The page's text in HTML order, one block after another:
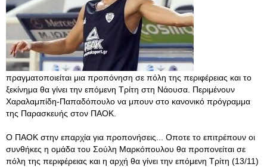
πραγματοποιείται μια προπόνηση σε πόλη της περιφέρειας και το
ξεκίνημα θα γίνει την επόμενη Τρίτη στη Νάουσα. Περιμένουν
Χαραλαμπίδη-Παπαδόπουλο να μπουν στο κανονικό πρόγραμμα
της Παρασκευής στον ΠΑΟΚ.
Ο ΠΑΟΚ στην επαρχία για προπονήσεις... Οποτε το επιτρέπουν οι
συνθήκες η ομάδα του Σούλη Μαρκόπουλου θα προπονείται σε
πόλη της περιφέρειας και η αρχή θα γίνει την επόμενη Τρίτη (13/11)